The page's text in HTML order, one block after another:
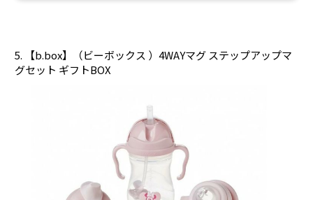
5. 【b.box】（ビーボックス ）4WAYマグ ステップアップマ
グセット ギフトBOX